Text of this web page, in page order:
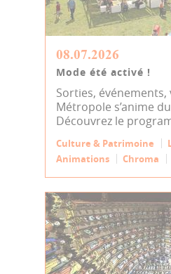
08.07.2026
Mode été activé !
Sorties,
Métropole s’anime
Découvrez le
Culture & Patrimoine
Animations
Chroma